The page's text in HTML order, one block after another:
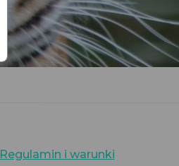
Regulamin i warunki